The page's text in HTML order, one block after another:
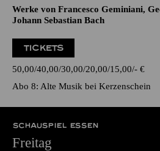
Werke von Francesco Geminiani,
Johann Sebastian Bach
TICKETS
50,00 40,00 30,00 20,00 15,00 - €
Abo 8: Alte Musik bei Kerzenschein
SCHAUSPIEL ESSEN
Freitag